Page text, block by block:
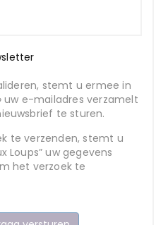
stemt u ermee in
uw e-mailadres verzamelt
te sturen.
te verzenden, stemt u
Loups” uw gegevens
het verzoek te